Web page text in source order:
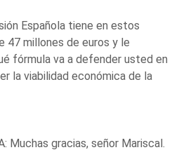
Española tiene en estos
47 millones de euros y le
fórmula va a defender usted en
la viabilidad económica de la
Muchas gracias, señor Mariscal.